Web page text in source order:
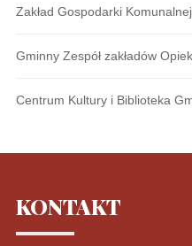
Zakład Gospodarki
Gminny Zespół zakładów
Centrum Kultury i Biblioteka
KONTAKT